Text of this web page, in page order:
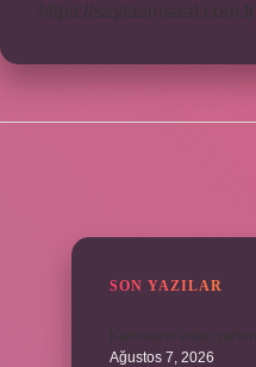
https://saytasinsaat.com.tr
SON YAZILAR
Ağustos 7, 2026